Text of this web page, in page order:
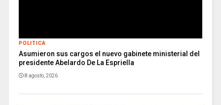
POLITICA
Asumieron sus cargos el nuevo gabinete ministerial del
presidente Abelardo De La Espriella
8 agosto, 2026